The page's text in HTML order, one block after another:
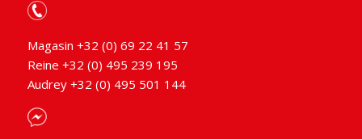
Magasin +32 (0) 69 22 41 57
Reine +32 (0) 495 239 195
Audrey +32 (0) 495 501 144